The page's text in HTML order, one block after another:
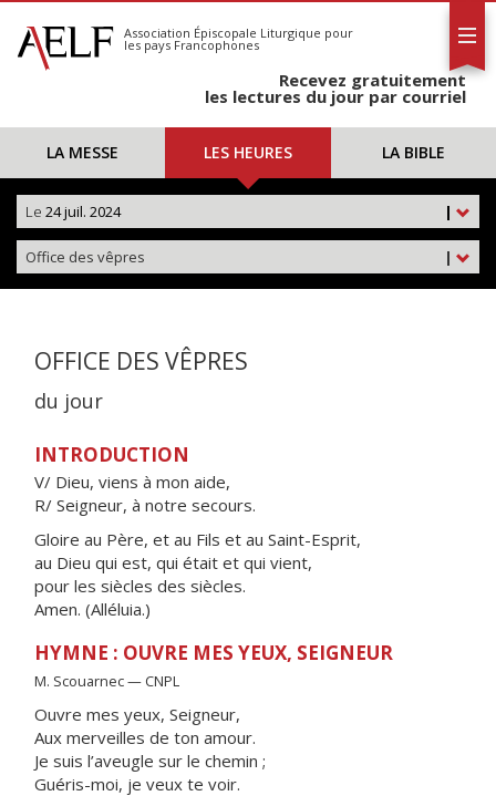
S'abonner
Calendrier
Association Épiscopale Liturgique pour
les pays Francophones
Recevez gratuitement
les lectures du jour par courriel
LA MESSE LES HEURES LA BIBLE
|
Le 24 juil. 2024
|
Office des vêpres
OFFICE DES VÊPRES
du jour
INTRODUCTION
V/ Dieu, viens à mon aide,
R/ Seigneur, à notre secours.
Gloire au Père, et au Fils et au Saint-Esprit,
au Dieu qui est, qui était et qui vient,
pour les siècles des siècles.
Amen. (Alléluia.)
HYMNE : OUVRE MES YEUX, SEIGNEUR
M. Scouarnec — CNPL
Ouvre mes yeux, Seigneur,
Aux merveilles de ton amour.
Je suis l’aveugle sur le chemin ;
Guéris-moi, je veux te voir.